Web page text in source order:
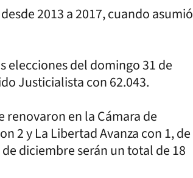
2013 a 2017, cuando asumió
elecciones del domingo 31 de
Justicialista con 62.043.
renovaron en la Cámara de
2 y La Libertad Avanza con 1, de
diciembre serán un total de 18